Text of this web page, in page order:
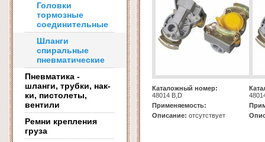
Головки
тормозные
соединительные
Шланги
спиральные
пневматические
Пневматика -
шланги, трубки, нак-
ки, пистолеты,
вентили
Ремни крепления
груза
Каталожный номер:
48014 B,D
Применяемость:
Описание: отсутствует